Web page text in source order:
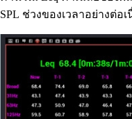
SPL ช่วงของเวลาอย่างต่อเ